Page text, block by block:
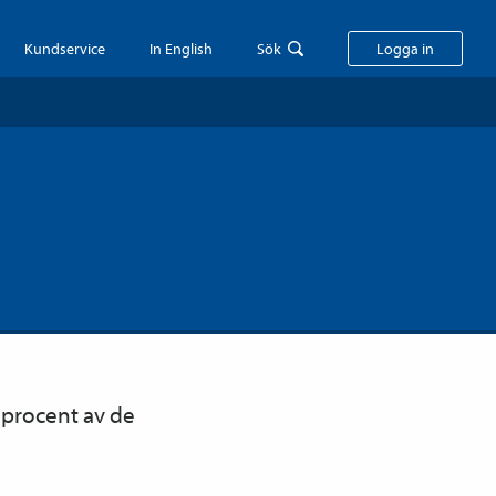
Kundservice In English Sök Logga in
av de